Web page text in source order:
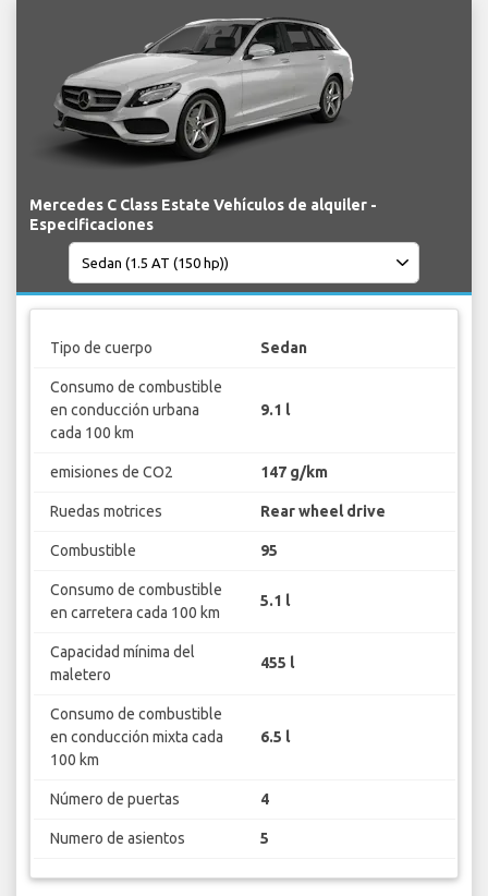
Mercedes C Class Estate Vehículos de alquiler -
Especificaciones
Tipo de cuerpo Sedan
Consumo de combustible
en conducción urbana
cada 100 km
9.1 l
emisiones de CO2 147 g/km
Ruedas motrices Rear wheel drive
Combustible 95
Consumo de combustible
en carretera cada 100 km
5.1 l
Capacidad mínima del
maletero
455 l
Consumo de combustible
en conducción mixta cada
100 km
6.5 l
Número de puertas 4
Numero de asientos 5